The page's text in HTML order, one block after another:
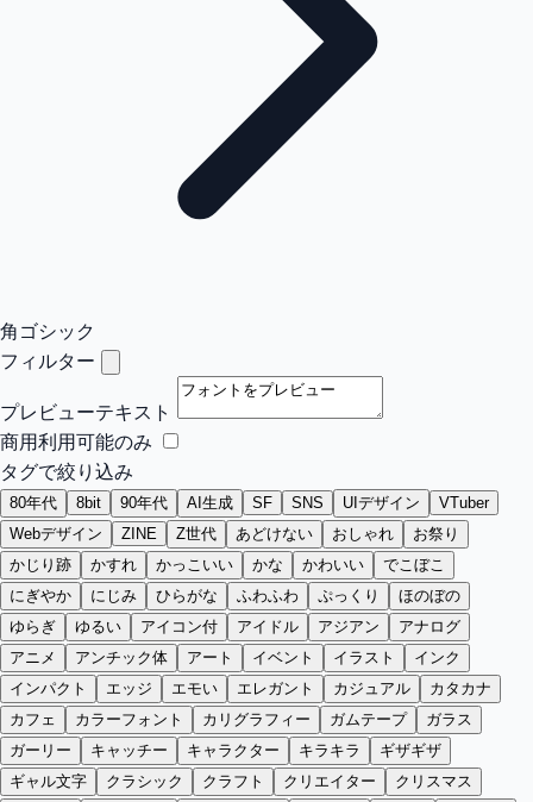
角ゴシック
フィルター
プレビューテキスト
商用利用可能のみ
タグで絞り込み
80年代 8bit 90年代 AI生成 SF SNS UIデザイン
VTuber
Webデザイン
ZINE Z世代 あどけない おしゃれ
お祭り
かじり跡
かすれ かっこいい かな かわいい
でこぼこ
にぎやか
にじみ ひらがな ふわふわ ぷっくり
ほのぼの
ゆらぎ
ゆるい アイコン付 アイドル アジアン
アナログ
アニメ
アンチック体 アート イベント イラスト
インク
インパクト
エッジ エモい エレガント カジュアル
カタカナ
カフェ
カラーフォント カリグラフィー ガムテープ
ガラス
ガーリー
キャッチー キャラクター キラキラ
ギザギザ
ギャル文字
クラシック クラフト クリエイター
クリスマス